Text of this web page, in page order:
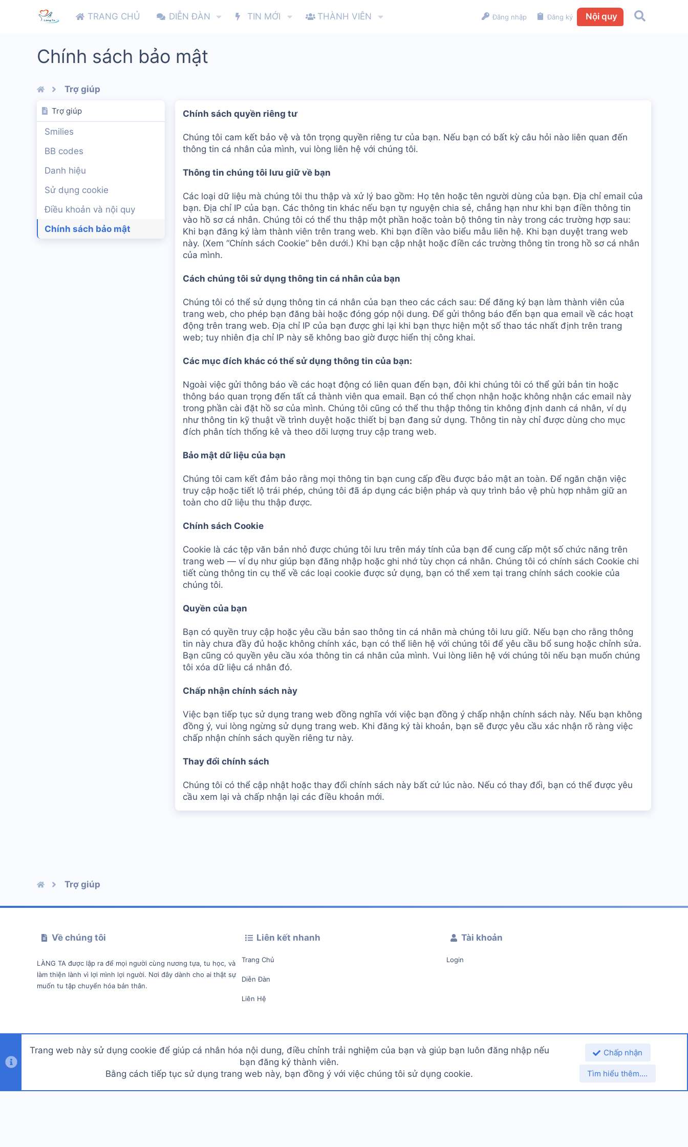
TRANG CHỦ DIỄN ĐÀN TIN MỚI THÀNH VIÊN Đăng nhập Đăng ký Nội quy
Chính sách bảo mật
Trợ giúp
Trợ giúp
Smilies
BB codes
Danh hiệu
Sử dụng cookie
Điều khoản và nội quy
Chính sách bảo mật
Chính sách quyền riêng tư
Chúng tôi cam kết bảo vệ và tôn trọng quyền riêng tư của bạn. Nếu bạn có bất kỳ câu hỏi nào liên quan đến
thông tin cá nhân của mình, vui lòng liên hệ với chúng tôi.
Thông tin chúng tôi lưu giữ về bạn
Các loại dữ liệu mà chúng tôi thu thập và xử lý bao gồm: Họ tên hoặc tên người dùng của bạn. Địa chỉ email của
bạn. Địa chỉ IP của bạn. Các thông tin khác nếu bạn tự nguyện chia sẻ, chẳng hạn như khi bạn điền thông tin
vào hồ sơ cá nhân. Chúng tôi có thể thu thập một phần hoặc toàn bộ thông tin này trong các trường hợp sau:
Khi bạn đăng ký làm thành viên trên trang web. Khi bạn điền vào biểu mẫu liên hệ. Khi bạn duyệt trang web
này. (Xem “Chính sách Cookie” bên dưới.) Khi bạn cập nhật hoặc điền các trường thông tin trong hồ sơ cá nhân
của mình.
Cách chúng tôi sử dụng thông tin cá nhân của bạn
Chúng tôi có thể sử dụng thông tin cá nhân của bạn theo các cách sau: Để đăng ký bạn làm thành viên của
trang web, cho phép bạn đăng bài hoặc đóng góp nội dung. Để gửi thông báo đến bạn qua email về các hoạt
động trên trang web. Địa chỉ IP của bạn được ghi lại khi bạn thực hiện một số thao tác nhất định trên trang
web; tuy nhiên địa chỉ IP này sẽ không bao giờ được hiển thị công khai.
Các mục đích khác có thể sử dụng thông tin của bạn:
Ngoài việc gửi thông báo về các hoạt động có liên quan đến bạn, đôi khi chúng tôi có thể gửi bản tin hoặc
thông báo quan trọng đến tất cả thành viên qua email. Bạn có thể chọn nhận hoặc không nhận các email này
trong phần cài đặt hồ sơ của mình. Chúng tôi cũng có thể thu thập thông tin không định danh cá nhân, ví dụ
như thông tin kỹ thuật về trình duyệt hoặc thiết bị bạn đang sử dụng. Thông tin này chỉ được dùng cho mục
đích phân tích thống kê và theo dõi lượng truy cập trang web.
Bảo mật dữ liệu của bạn
Chúng tôi cam kết đảm bảo rằng mọi thông tin bạn cung cấp đều được bảo mật an toàn. Để ngăn chặn việc
truy cập hoặc tiết lộ trái phép, chúng tôi đã áp dụng các biện pháp và quy trình bảo vệ phù hợp nhằm giữ an
toàn cho dữ liệu thu thập được.
Chính sách Cookie
Cookie là các tệp văn bản nhỏ được chúng tôi lưu trên máy tính của bạn để cung cấp một số chức năng trên
trang web — ví dụ như giúp bạn đăng nhập hoặc ghi nhớ tùy chọn cá nhân. Chúng tôi có chính sách Cookie chi
tiết cùng thông tin cụ thể về các loại cookie được sử dụng, bạn có thể xem tại trang chính sách cookie của
chúng tôi.
Quyền của bạn
Bạn có quyền truy cập hoặc yêu cầu bản sao thông tin cá nhân mà chúng tôi lưu giữ. Nếu bạn cho rằng thông
tin này chưa đầy đủ hoặc không chính xác, bạn có thể liên hệ với chúng tôi để yêu cầu bổ sung hoặc chỉnh sửa.
Bạn cũng có quyền yêu cầu xóa thông tin cá nhân của mình. Vui lòng liên hệ với chúng tôi nếu bạn muốn chúng
tôi xóa dữ liệu cá nhân đó.
Chấp nhận chính sách này
Việc bạn tiếp tục sử dụng trang web đồng nghĩa với việc bạn đồng ý chấp nhận chính sách này. Nếu bạn không
đồng ý, vui lòng ngừng sử dụng trang web. Khi đăng ký tài khoản, bạn sẽ được yêu cầu xác nhận rõ ràng việc
chấp nhận chính sách quyền riêng tư này.
Thay đổi chính sách
Chúng tôi có thể cập nhật hoặc thay đổi chính sách này bất cứ lúc nào. Nếu có thay đổi, bạn có thể được yêu
cầu xem lại và chấp nhận lại các điều khoản mới.
Trợ giúp
Về chúng tôi
LÀNG TA được lập ra để mọi người cùng nương tựa, tu học, và
làm thiện lành vì lợi mình lợi người. Nơi đây dành cho ai thật sự
muốn tu tập chuyển hóa bản thân.
Liên kết nhanh
Trang Chủ
Diễn Đàn
Liên Hệ
Tài khoản
Login
Vietnamese (VN) Liên hệ Quy định và Nội quy Trang chủ
R
S
Community platform by XenForo © 2010-2024 XenForo Ltd.
Langta.org All Rights Reserved
Width
Queries 7 Time 0.0172s Memory 2.88MB
Trang web này sử dụng cookie để giúp cá nhân hóa nội dung, điều chỉnh trải nghiệm của bạn và giúp bạn luôn đăng nhập nếu
bạn đăng ký thành viên.
Bằng cách tiếp tục sử dụng trang web này, bạn đồng ý với việc chúng tôi sử dụng cookie.
Chấp nhận
Tìm hiểu thêm.…